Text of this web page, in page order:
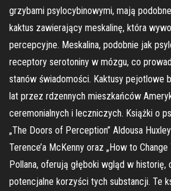
grzybami psylocybinowymi, mają
kaktus zawierający meskalinę, która
percepcyjne. Meskalina, podobnie jak
receptory serotoniny w mózgu, co
stanów świadomości. Kaktusy pejotlowe
lat przez rdzennych mieszkańców
ceremonialnych i leczniczych. Książki o
„The Doors of Perception” Aldousa
Terence’a McKenny oraz „How to
Pollana, oferują głęboki wgląd w
potencjalne korzyści tych substancji. Te